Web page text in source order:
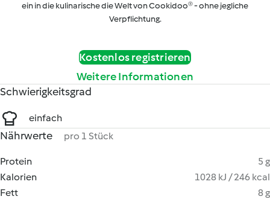
ein in die kulinarische die Welt von Cookidoo® - ohne jegliche
Verpflichtung.
Kostenlos registrieren
Weitere Informationen
Schwierigkeitsgrad
einfach
Nährwerte pro 1 Stück
Protein
5 g
Kalorien
1028 kJ / 246 kcal
Fett
8 g